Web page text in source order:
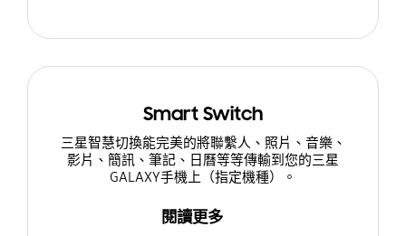
Smart Switch
三星智慧切換能完美的將聯繫人、照片、音樂、
影片、簡訊、筆記、日曆等等傳輸到您的三星
GALAXY手機上（指定機種）。
閱讀更多